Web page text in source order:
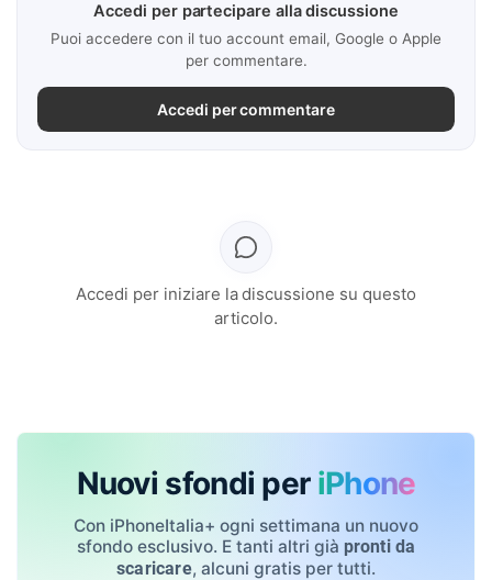
Accedi per partecipare alla discussione
Puoi accedere con il tuo account email, Google o Apple
per commentare.
Accedi per commentare
Accedi per iniziare la discussione su questo
articolo.
Nuovi sfondi per iPhone
Con iPhoneItalia+ ogni settimana un nuovo
sfondo esclusivo. E tanti altri già pronti da
scaricare, alcuni gratis per tutti.